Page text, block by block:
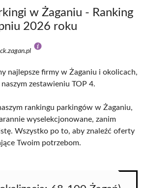
w Żaganiu - Ranking
2026 roku
najlepsze firmy w Żaganiu i okolicach,
zestawieniu TOP 4.
rankingu parkingów w Żaganiu,
wyselekcjonowane, zanim
Wszystko po to, aby znaleźć oferty
Twoim potrzebom.